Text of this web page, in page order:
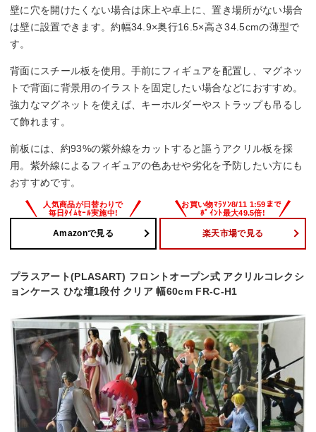
壁に穴を開けたくない場合は床上や卓上に、置き場所がない場合
は壁に設置できます。約幅34.9×奥行16.5×高さ34.5cmの薄型で
す。
背面にスチール板を使用。手前にフィギュアを配置し、マグネッ
トで背面に背景用のイラストを固定したい場合などにおすすめ。
強力なマグネットを使えば、キーホルダーやストラップも吊るし
て飾れます。
前板には、約93%の紫外線をカットすると謳うアクリル板を採
用。紫外線によるフィギュアの色あせや劣化を予防したい方にも
おすすめです。
Amazonで見る 楽天市場で見る
プラスアート(PLASART) フロントオープン式 アクリルコレクシ
ョンケース ひな壇1段付 クリア 幅60cm FR-C-H1